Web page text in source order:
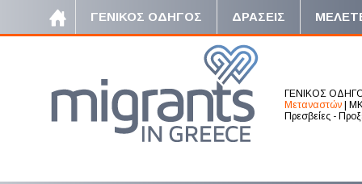
ΓΕΝΙΚΟΣ ΟΔΗΓΟΣ ΔΡΑΣΕΙΣ
ΓΕΝΙΚΟΣ
Μεταναστών
Πρεσβείες -